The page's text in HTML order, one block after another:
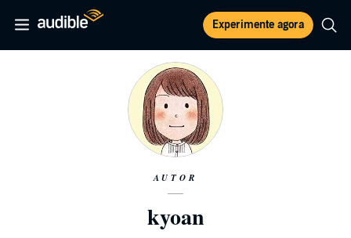
Experimente agora
AUTOR
kyoan